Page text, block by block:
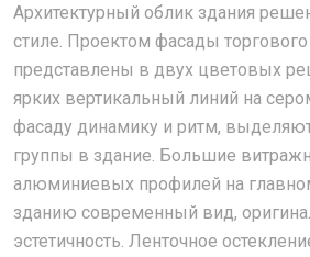
Архитектурный облик здания
стиле. Проектом фасады торгового
представлены в двух цветовых
ярких вертикальный линий на
фасаду динамику и ритм,
группы в здание. Большие
алюминиевых профилей на
зданию современный вид,
эстетичность. Ленточное